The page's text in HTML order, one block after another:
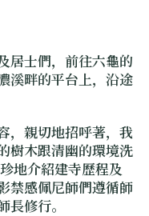
居士們，前往六龜的
溪畔的平台上，沿途
，親切地招呼著，我
樹木跟清幽的環境洗
地介紹建寺歷程及
禁感佩尼師們遵循師
修行。